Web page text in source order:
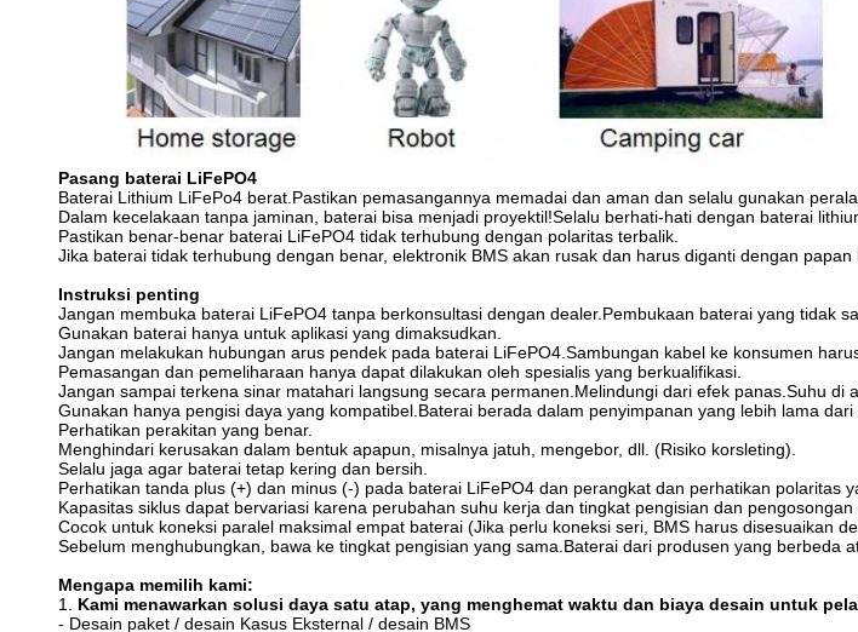
Pasang baterai LiFePO4
Baterai Lithium LiFePo4 berat.Pastikan pemasangannya memadai dan aman dan selalu gunakan
Dalam kecelakaan tanpa jaminan, baterai bisa menjadi proyektil!Selalu berhati-hati dengan baterai
Pastikan benar-benar baterai LiFePO4 tidak terhubung dengan polaritas terbalik.
Jika baterai tidak terhubung dengan benar, elektronik BMS akan rusak dan harus diganti dengan papan
Instruksi penting
Jangan membuka baterai LiFePO4 tanpa berkonsultasi dengan dealer.Pembukaan baterai yang tidak
Gunakan baterai hanya untuk aplikasi yang dimaksudkan.
Jangan melakukan hubungan arus pendek pada baterai LiFePO4.Sambungan kabel ke konsumen
Pemasangan dan pemeliharaan hanya dapat dilakukan oleh spesialis yang berkualifikasi.
Jangan sampai terkena sinar matahari langsung secara permanen.Melindungi dari efek panas.Suhu di
Gunakan hanya pengisi daya yang kompatibel.Baterai berada dalam penyimpanan yang lebih lama
Perhatikan perakitan yang benar.
Menghindari kerusakan dalam bentuk apapun, misalnya jatuh, mengebor, dll. (Risiko korsleting).
Selalu jaga agar baterai tetap kering dan bersih.
Perhatikan tanda plus (+) dan minus (-) pada baterai LiFePO4 dan perangkat dan perhatikan polaritas
Kapasitas siklus dapat bervariasi karena perubahan suhu kerja dan tingkat pengisian dan
Cocok untuk koneksi paralel maksimal empat baterai (Jika perlu koneksi seri, BMS harus disesuaikan
Sebelum menghubungkan, bawa ke tingkat pengisian yang sama.Baterai dari produsen yang berbeda
Mengapa memilih kami:
1. Kami menawarkan solusi daya satu atap, yang menghemat waktu dan biaya desain untuk
- Desain paket / desain Kasus Eksternal / desain BMS